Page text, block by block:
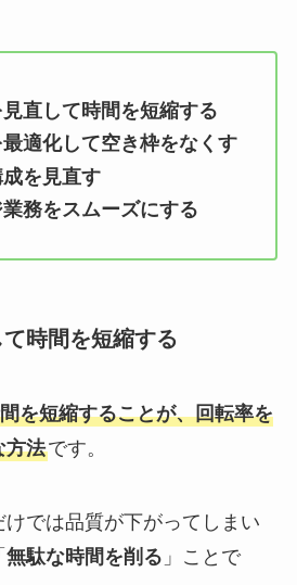
直して時間を短縮する
適化して空き枠をなくす
を見直す
務をスムーズにする
時間を短縮する
を短縮することが、回転率を
方法です。
では品質が下がってしまい
無駄な時間を削る 」ことで